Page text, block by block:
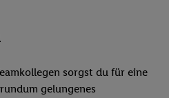
sorgst du für eine
gelungenes